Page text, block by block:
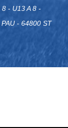
- U13 A 8 -
- 64800 ST